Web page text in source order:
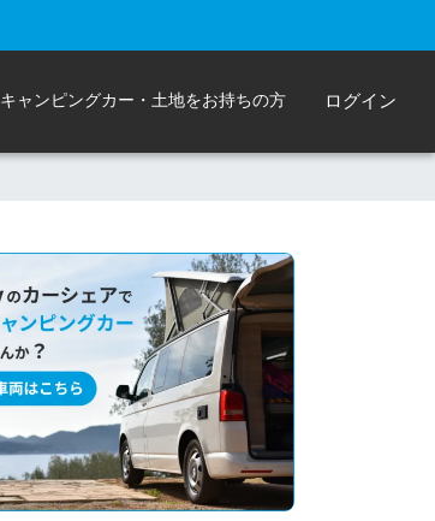
キャンピングカー・土地をお持ちの方 ログイン